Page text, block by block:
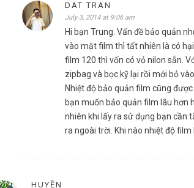
DAT TRAN
July 3, 2014 at 9:06 am
Hi bạn Trung. Vấn đề bảo quản
vào mặt film thì tất nhiên là có
film 120 thì vốn có vỏ nilon sẵn.
zipbag và bọc kỹ lại rồi mới bỏ
Nhiệt độ bảo quản film cũng
bạn muốn bảo quản film lâu hơn
nhiên khi lấy ra sử dụng bạn cần
ra ngoài trời. Khi nào nhiệt độ
HUYỀN